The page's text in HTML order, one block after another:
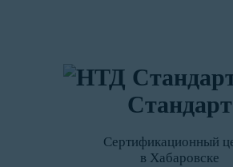
Стандарт
Сертификационный
в Хабаровске